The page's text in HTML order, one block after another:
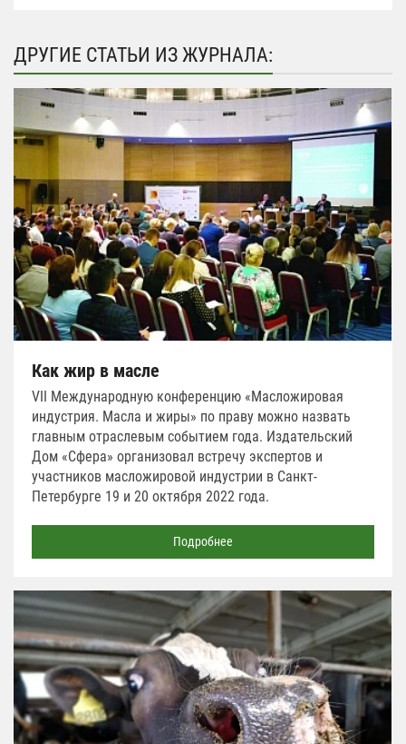
ДРУГИЕ СТАТЬИ ИЗ ЖУРНАЛА:
Как жир в масле
VII Международную конференцию «Масложировая
индустрия. Масла и жиры» по праву можно назвать
главным отраслевым событием года. Издательский
Дом «Сфера» организовал встречу экспертов и
участников масложировой индустрии в Санкт-
Петербурге 19 и 20 октября 2022 года.
Подробнее